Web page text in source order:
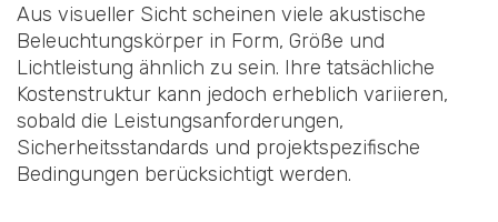
Aus visueller Sicht scheinen viele akustische
Beleuchtungskörper in Form, Größe und
Lichtleistung ähnlich zu sein. Ihre tatsächliche
Kostenstruktur kann jedoch erheblich variieren,
sobald die Leistungsanforderungen,
Sicherheitsstandards und projektspezifische
Bedingungen berücksichtigt werden.